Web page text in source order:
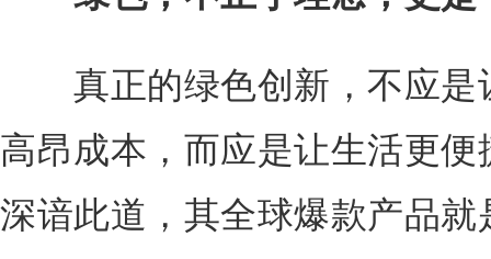
真正的绿色创新，不应是
高昂成本，而应是让生活更
深谙此道，其全球爆款产品